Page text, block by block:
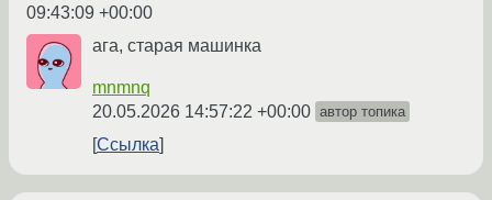
09:43:09 +00:00
ага, старая машинка
mnmnq
20.05.2026 14:57:22 +00:00 автор топика
Ссылка